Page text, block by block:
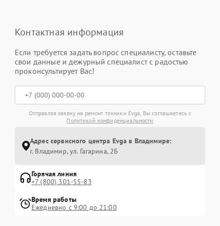
Контактная информация
Если требуется задать вопрос специалисту, оставьте
свои данные и дежурный специалист с радостью
проконсультирует Вас!
Отправляя заявку на ремонт техники Evga, Вы соглашаетесь с
Политикой конфиденциальности
Адрес сервисного центра Evga в Владимире:
г. Владимир, ул. Гагарина, 2Б
Горячая линия
+7 (800) 301-55-83
Время работы
Ежедневно с 9:00 до 21:00